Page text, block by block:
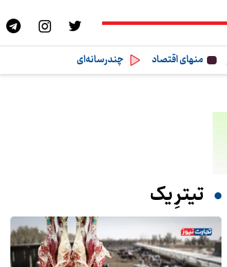
منهای اقتصاد
چندرسانه‌ای
تیترِ یک